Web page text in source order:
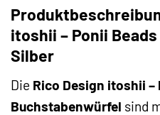
itoshii – Ponii
Silber
Die Rico Design itoshii –
Buchstabenwürfel sind